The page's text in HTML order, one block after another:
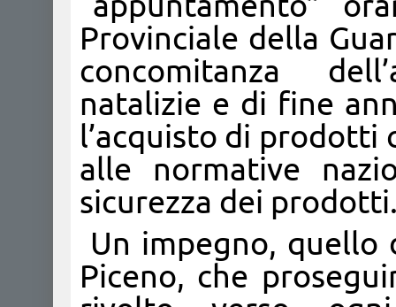
Provinciale della
concomitanza
natalizie e di fine
l’acquisto di prodotti
alle normative
sicurezza dei
Un impegno, quello
Piceno, che